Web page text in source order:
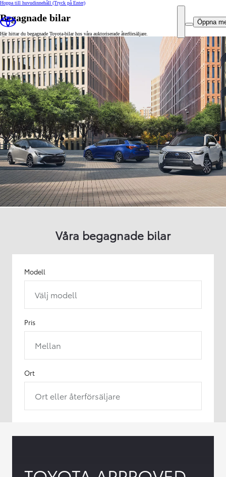
Hoppa till huvudinnehåll (Tryck på Enter)
Öppna
Begagnade bilar
Här hittar du begagnade Toyota-bilar hos våra auktoriserade återförsäljare.
Våra begagnade bilar
Modell
Välj modell
Pris
Mellan
Ort
Ort eller återförsäljare